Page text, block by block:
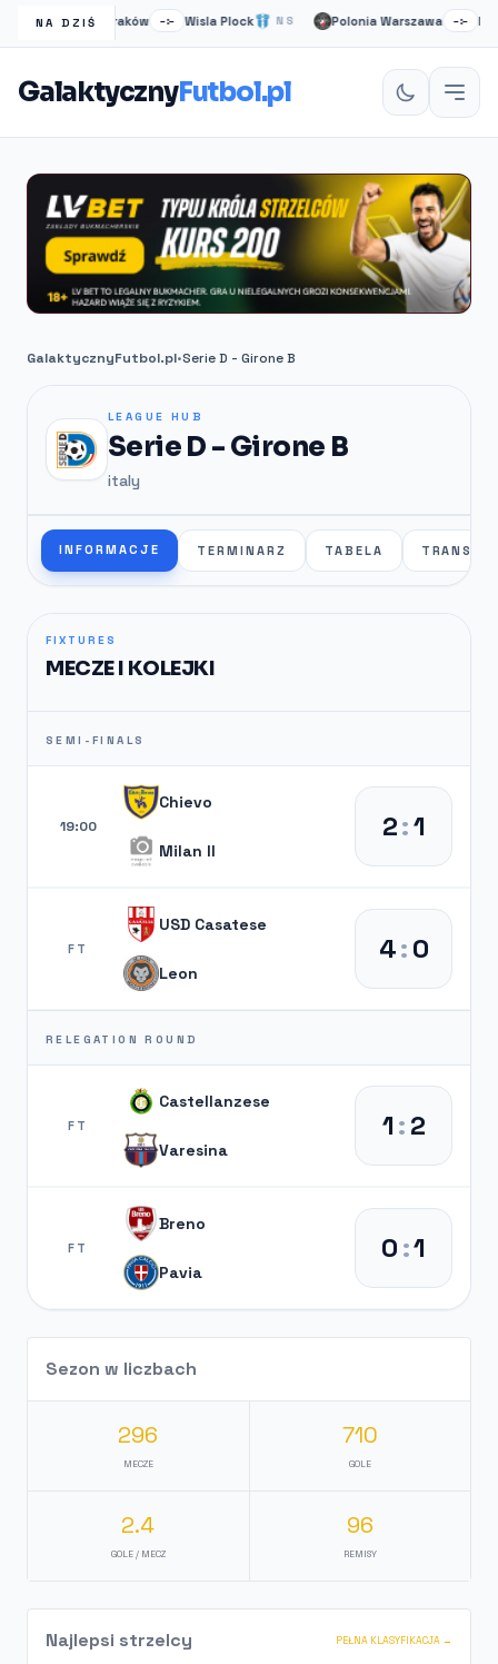
NA DZIŚ
Wisła Kraków –:– Wisla Plock NS Polonia Warszawa –:– Ruch
GalaktycznyFutbol.pl
GalaktycznyFutbol.pl•Serie D - Girone B
LEAGUE HUB
Serie D - Girone B
italy
INFORMACJE TERMINARZ TABELA
FIXTURES
MECZE I KOLEJKI
SEMI-FINALS
19:00
Chievo
Milan II
2:1
FT
USD Casatese
Leon
4:0
RELEGATION ROUND
FT
Castellanzese
Varesina
1:2
FT
Breno
Pavia
0:1
Sezon w liczbach
296
MECZE
710
GOLE
2.4
GOLE / MECZ
96
REMISY
Najlepsi strzelcy PEŁNA KLASYFIKACJA →